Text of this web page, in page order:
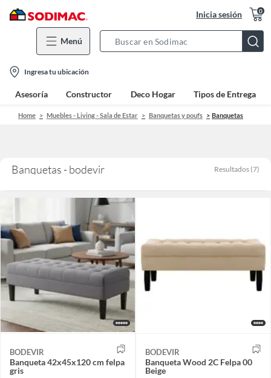
Inicia sesión 0
Menú
Bar
location-
icon
Ingresa tu ubicación
Asesoría Constructor Deco Hogar Tipos de Entrega
Home Muebles - Living - Sala de Estar Banquetas y poufs Banquetas
Banquetas - bodevir Resultados (7)
BODEVIR
Banqueta 42x45x120 cm felpa
gris
BODEVIR
Banqueta Wood 2C Felpa 00
Beige